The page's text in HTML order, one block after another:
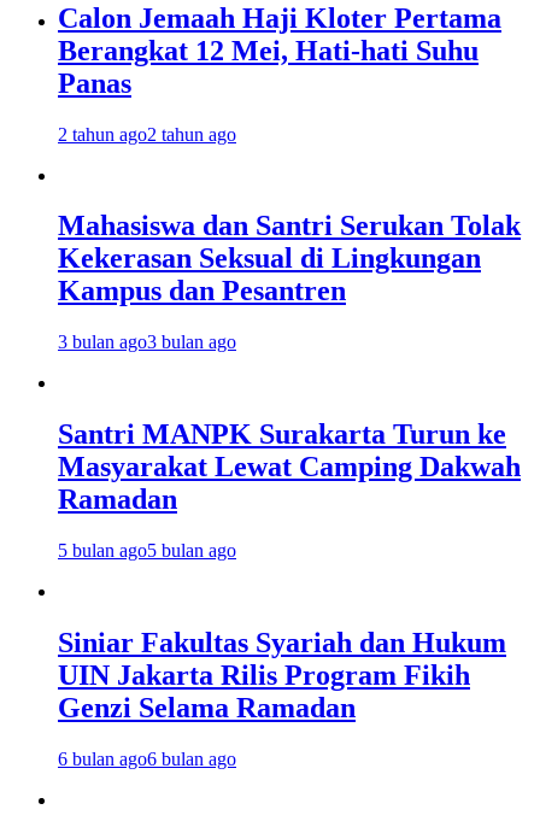
Calon Jemaah Haji Kloter Pertama
Berangkat 12 Mei, Hati-hati Suhu
Panas
2 tahun ago2 tahun ago
Mahasiswa dan Santri Serukan Tolak
Kekerasan Seksual di Lingkungan
Kampus dan Pesantren
3 bulan ago3 bulan ago
Santri MANPK Surakarta Turun ke
Masyarakat Lewat Camping Dakwah
Ramadan
5 bulan ago5 bulan ago
Siniar Fakultas Syariah dan Hukum
UIN Jakarta Rilis Program Fikih
Genzi Selama Ramadan
6 bulan ago6 bulan ago